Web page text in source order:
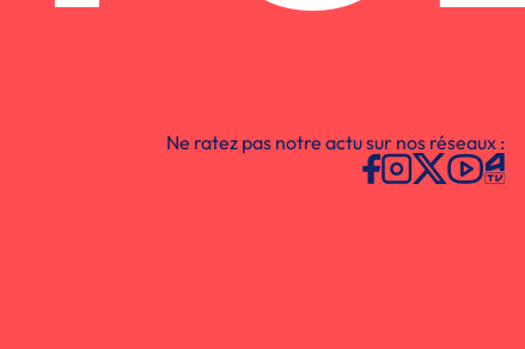
Ne ratez pas notre actu sur nos réseaux :